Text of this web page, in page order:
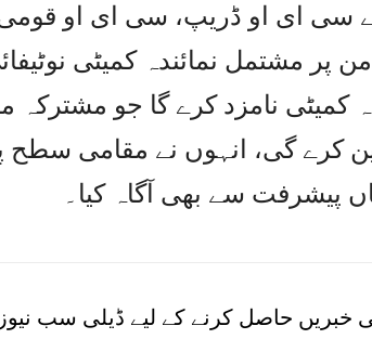
سی ای او ڈریپ، سی ای او
پر مشتمل نمائندہ کمیٹی
کمیٹی نامزد کرے گا جو
کرے گی، انہوں نے مقامی سطح
پیشرفت سے بھی آگاہ کیا۔
خبریں حاصل کرنے کے لیے ڈیلی سب نیوز